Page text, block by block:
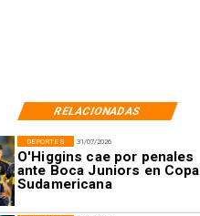
RELACIONADAS
31/07/2026
O'Higgins cae por penales
ante Boca Juniors en Copa
Sudamericana
DEPORTES